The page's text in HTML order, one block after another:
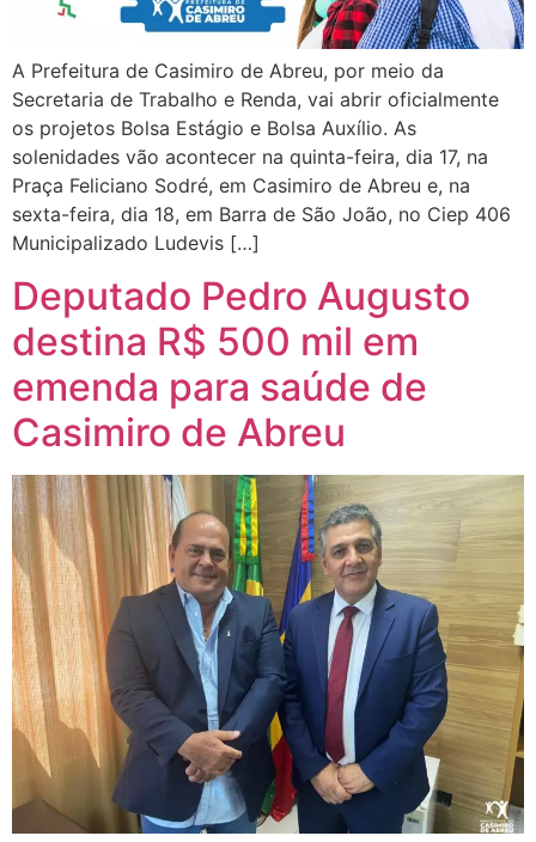
A Prefeitura de Casimiro de Abreu, por meio da
Secretaria de Trabalho e Renda, vai abrir oficialmente
os projetos Bolsa Estágio e Bolsa Auxílio. As
solenidades vão acontecer na quinta-feira, dia 17, na
Praça Feliciano Sodré, em Casimiro de Abreu e, na
sexta-feira, dia 18, em Barra de São João, no Ciep 406
Municipalizado Ludevis […]
Deputado Pedro Augusto
destina R$ 500 mil em
emenda para saúde de
Casimiro de Abreu